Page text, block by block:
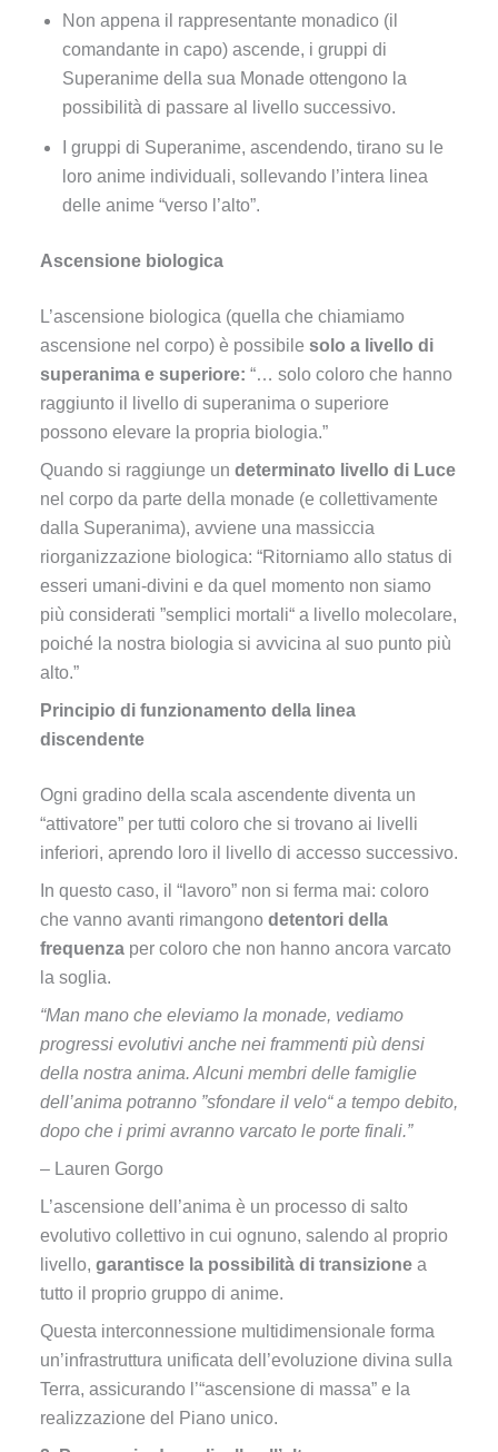
Non appena il rappresentante monadico (il
comandante in capo) ascende, i gruppi di
Superanime della sua Monade ottengono la
possibilità di passare al livello successivo.
I gruppi di Superanime, ascendendo, tirano su le
loro anime individuali, sollevando l’intera linea
delle anime “verso l’alto”.
Ascensione biologica
L’ascensione biologica (quella che chiamiamo
ascensione nel corpo) è possibile solo a livello di
superanima e superiore: “… solo coloro che hanno
raggiunto il livello di superanima o superiore
possono elevare la propria biologia.”
Quando si raggiunge un determinato livello di Luce
nel corpo da parte della monade (e collettivamente
dalla Superanima), avviene una massiccia
riorganizzazione biologica: “Ritorniamo allo status di
esseri umani-divini e da quel momento non siamo
più considerati ”semplici mortali“ a livello molecolare,
poiché la nostra biologia si avvicina al suo punto più
alto.”
Principio di funzionamento della linea
discendente
Ogni gradino della scala ascendente diventa un
“attivatore” per tutti coloro che si trovano ai livelli
inferiori, aprendo loro il livello di accesso successivo.
In questo caso, il “lavoro” non si ferma mai: coloro
che vanno avanti rimangono detentori della
frequenza per coloro che non hanno ancora varcato
la soglia.
“Man mano che eleviamo la monade, vediamo
progressi evolutivi anche nei frammenti più densi
della nostra anima. Alcuni membri delle famiglie
dell’anima potranno ”sfondare il velo“ a tempo debito,
dopo che i primi avranno varcato le porte finali.”
– Lauren Gorgo
L’ascensione dell’anima è un processo di salto
evolutivo collettivo in cui ognuno, salendo al proprio
livello, garantisce la possibilità di transizione a
tutto il proprio gruppo di anime.
Questa interconnessione multidimensionale forma
un’infrastruttura unificata dell’evoluzione divina sulla
Terra, assicurando l’“ascensione di massa” e la
realizzazione del Piano unico.